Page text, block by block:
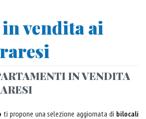
vendita ai
IN VENDITA
ti propone una selezione aggiornata di bilocali